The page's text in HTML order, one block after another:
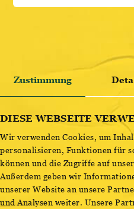
HIER
WIR
PUNKT. UND
Zustimmung
DIESE WEBSEITE
Wir verwenden Cookies, um
personalisieren, Funktionen für
können und die Zugriffe auf
Außerdem geben wir
unserer Website an unsere
und Analysen weiter. Unsere